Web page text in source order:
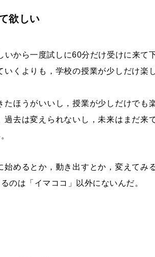
欲しい
から一度試しに60分だけ受けに来て
くよりも，学校の授業が少しだけ楽
ほうがいいし，授業が少しだけでも
過去は変えられないし，未来はまだ来
めるとか，動き出すとか，変えてみ
のは「イマココ」以外にないんだ。